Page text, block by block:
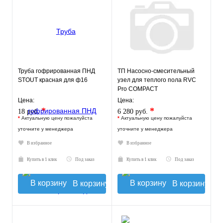
Труба гофрированная ПНД
STOUT красная для ф16
Цена:
18 руб.*
* Актуальную цену пожалуйста
уточните у менеджера
В избранное
Купить в 1 клик Под заказ
В корзину
ТП Насосно-смесительный
узел для теплого пола RVC
Pro COMPACT
Цена:
6 280 руб. *
* Актуальную цену пожалуйста
уточните у менеджера
В избранное
Купить в 1 клик Под заказ
В корзину